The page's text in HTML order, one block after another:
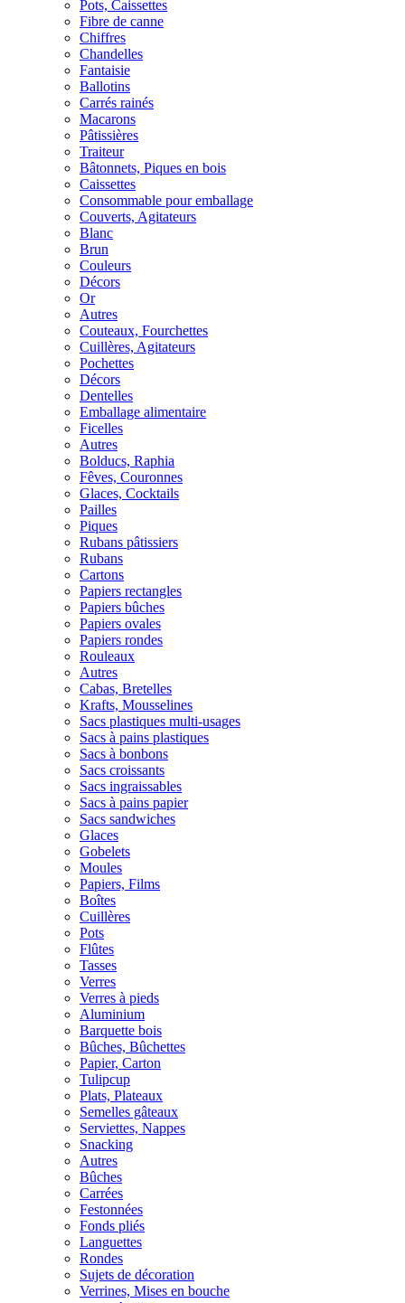
Pots, Caissettes
Fibre de canne
Chiffres
Chandelles
Fantaisie
Ballotins
Carrés rainés
Macarons
Pâtissières
Traiteur
Bâtonnets, Piques en bois
Caissettes
Consommable pour emballage
Couverts, Agitateurs
Blanc
Brun
Couleurs
Décors
Or
Autres
Couteaux, Fourchettes
Cuillères, Agitateurs
Pochettes
Décors
Dentelles
Emballage alimentaire
Ficelles
Autres
Bolducs, Raphia
Fêves, Couronnes
Glaces, Cocktails
Pailles
Piques
Rubans pâtissiers
Rubans
Cartons
Papiers rectangles
Papiers bûches
Papiers ovales
Papiers rondes
Rouleaux
Autres
Cabas, Bretelles
Krafts, Mousselines
Sacs plastiques multi-usages
Sacs à pains plastiques
Sacs à bonbons
Sacs croissants
Sacs ingraissables
Sacs à pains papier
Sacs sandwiches
Glaces
Gobelets
Moules
Papiers, Films
Boîtes
Cuillères
Pots
Flûtes
Tasses
Verres
Verres à pieds
Aluminium
Barquette bois
Bûches, Bûchettes
Papier, Carton
Tulipcup
Plats, Plateaux
Semelles gâteaux
Serviettes, Nappes
Snacking
Autres
Bûches
Carrées
Festonnées
Fonds pliés
Languettes
Rondes
Sujets de décoration
Verrines, Mises en bouche